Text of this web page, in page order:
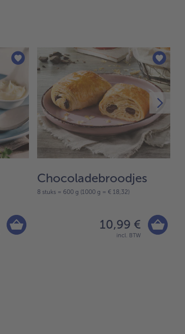
Chocoladebroodjes
8 stuks = 600 g (1000 g = € 18,32)
10,99 €
incl. BTW